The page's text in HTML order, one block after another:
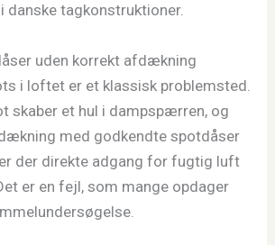
danske tagkonstruktioner.
uden korrekt afdækning
i loftet er et klassisk problemsted.
skaber et hul i dampspærren, og
med godkendte spotdåser
der direkte adgang for fugtig luft
er en fejl, som mange opdager